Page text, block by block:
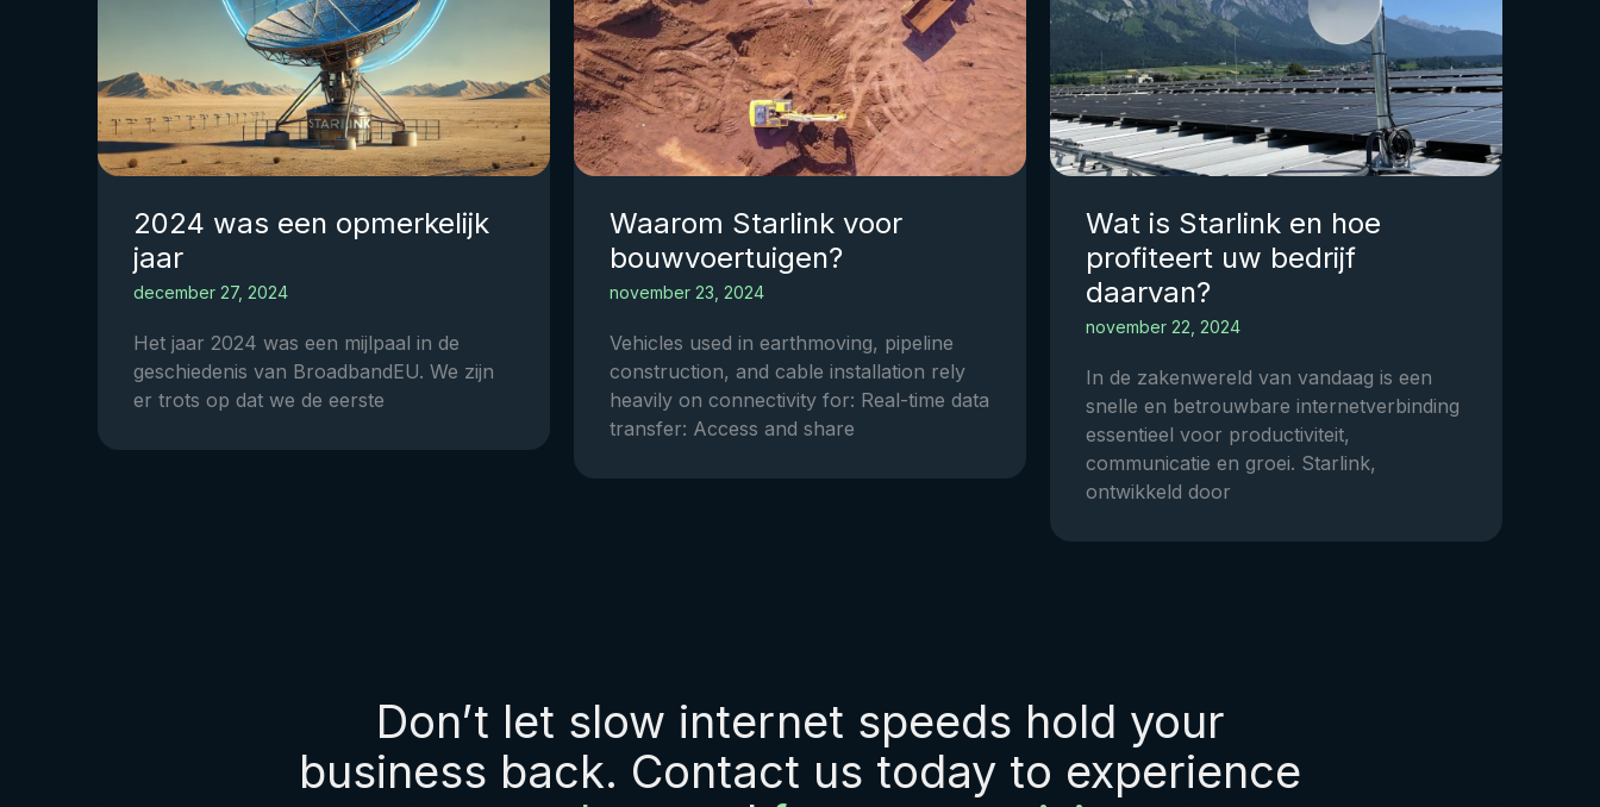
2024 was een opmerkelijk
jaar
december 27, 2024
Het jaar 2024 was een mijlpaal in de
geschiedenis van BroadbandEU. We zijn
er trots op dat we de eerste
Waarom Starlink voor
bouwvoertuigen?
november 23, 2024
Vehicles used in earthmoving, pipeline
construction, and cable installation rely
heavily on connectivity for: Real-time data
transfer: Access and share
Wat is Starlink en hoe
profiteert uw bedrijf
daarvan?
november 22, 2024
In de zakenwereld van vandaag is een
snelle en betrouwbare internetverbinding
essentieel voor productiviteit,
communicatie en groei. Starlink,
ontwikkeld door
Don’t let slow internet speeds hold your
business back. Contact us today to experience